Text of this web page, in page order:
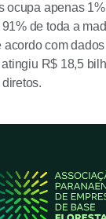
ocupa apenas
de toda a
com
R$ 18,5